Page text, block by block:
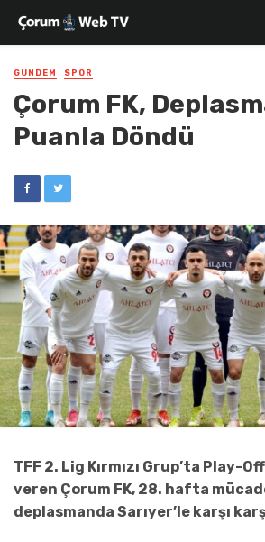
GÜNDEM SPOR
Çorum FK,
Puanla Döndü
TFF 2. Lig Kırmızı Grup’ta Play-
veren Çorum FK, 28. hafta
deplasmanda Sarıyer’le karşı